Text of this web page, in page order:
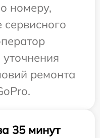
номеру,
ремонта
35 минут